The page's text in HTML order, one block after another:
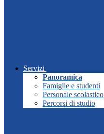
Servizi
Panoramica
Famiglie e studenti
Personale scolastico
Percorsi di studio